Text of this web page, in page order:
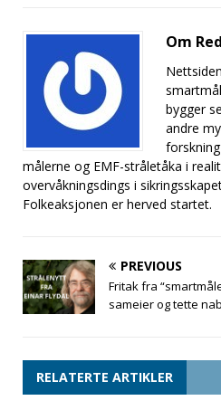
Om
bygger
andre
målerne og EMF-stråletåka i
overvåkningsdings i
Folkeaksjonen er herved startet.
PREVIOUS
Fritak fra
sameier og tette
RELATERTE ARTIKLER